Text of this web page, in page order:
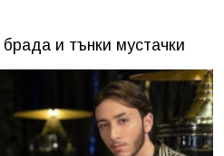
и тънки мустачки